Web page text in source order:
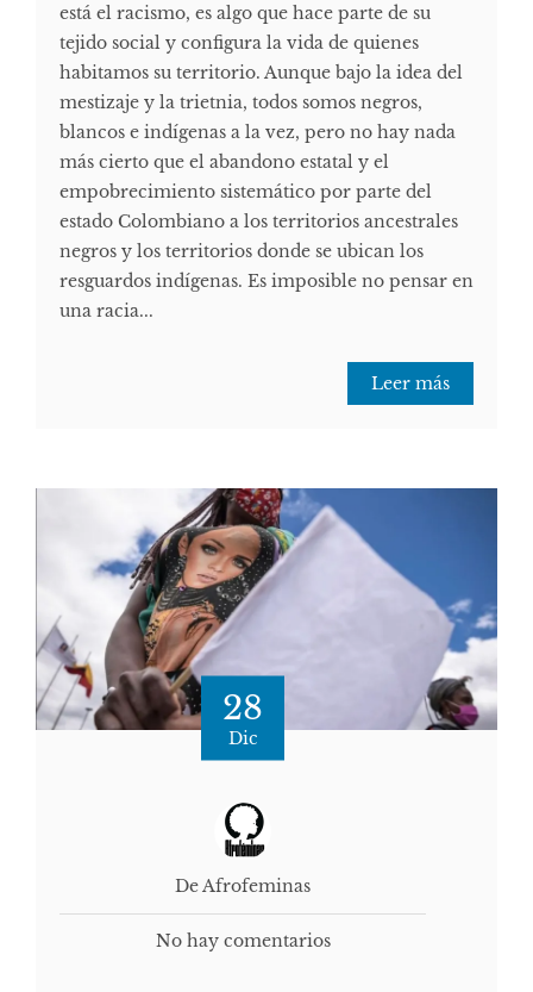
está el racismo, es algo que hace parte de su
tejido social y configura la vida de quienes
habitamos su territorio. Aunque bajo la idea del
mestizaje y la trietnia, todos somos negros,
blancos e indígenas a la vez, pero no hay nada
más cierto que el abandono estatal y el
empobrecimiento sistemático por parte del
estado Colombiano a los territorios ancestrales
negros y los territorios donde se ubican los
resguardos indígenas. Es imposible no pensar en
una racia...
Leer más
28
Dic
De Afrofeminas
No hay comentarios